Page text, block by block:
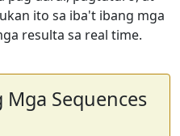
ito sa iba't ibang mga
resulta sa real time.
Sequences